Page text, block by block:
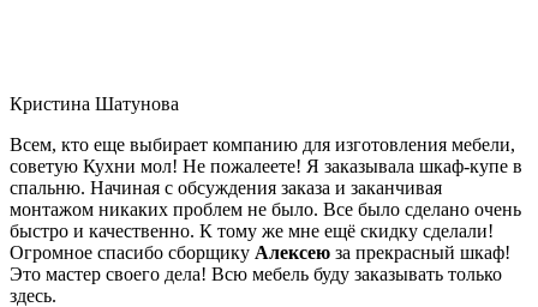
Кристина Шатунова
Всем, кто еще выбирает компанию для изготовления мебели,
советую Кухни мол! Не пожалеете! Я заказывала шкаф-купе в
спальню. Начиная с обсуждения заказа и заканчивая
монтажом никаких проблем не было. Все было сделано очень
быстро и качественно. К тому же мне ещё скидку сделали!
Огромное спасибо сборщику Алексею за прекрасный шкаф!
Это мастер своего дела! Всю мебель буду заказывать только
здесь.